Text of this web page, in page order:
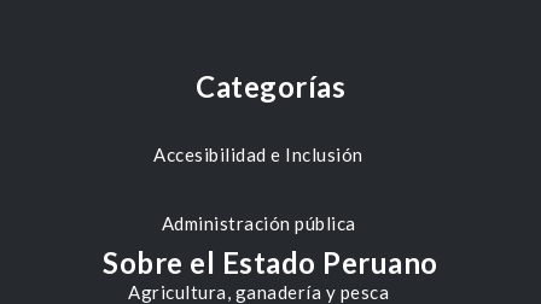
Categorías
Accesibilidad e Inclusión
Administración pública
Agricultura, ganadería y pesca
Sobre el Estado Peruano